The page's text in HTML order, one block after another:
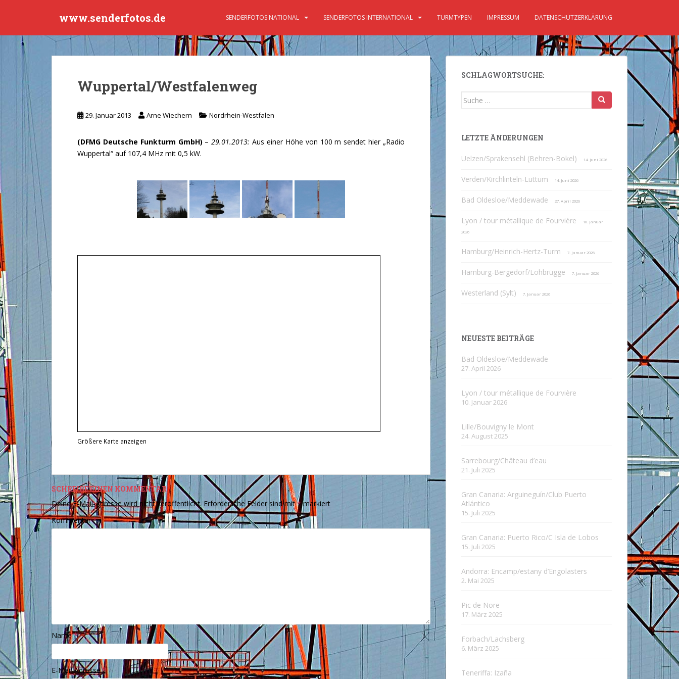
t
www.senderfotos.de SENDERFOTOS NATIONAL SENDERFOTOS INTERNATIONAL TURMTYPEN IMPRESSUM DATENSCHUTZERKLÄRUNG
Wuppertal/Westfalenweg
29. Januar 2013 Arne Wiechern Nordrhein-Westfalen
(DFMG Deutsche Funkturm GmbH) –29.01.2013: Aus einer Höhe von 100 m sendet hier „Radio
Wuppertal“ auf 107,4 MHz mit 0,5 kW.
Größere Karte anzeigen
SCHREIBE EINEN KOMMENTAR
Deine E-Mail-Adresse wird nicht veröffentlicht. Erforderliche Felder sind mit*markiert
Kommentar*
Name*
E-Mail-Adresse*
SCHLAGWORTSUCHE:
Suche
LETZTE ÄNDERUNGEN
Uelzen/Sprakensehl (Behren-Bokel) 14. Juni 2026
Verden/Kirchlinteln-Luttum 14. Juni 2026
Bad Oldesloe/Meddewade 27. April 2026
Lyon / tour métallique de Fourvière
10. Januar
2026
Hamburg/Heinrich-Hertz-Turm 7. Januar 2026
Hamburg-Bergedorf/Lohbrügge 7. Januar 2026
Westerland (Sylt) 7. Januar 2026
NEUESTE BEITRÄGE
Bad Oldesloe/Meddewade
27. April 2026
Lyon / tour métallique de Fourvière
10. Januar 2026
Lille/Bouvigny le Mont
24. August 2025
Sarrebourg/Château d’eau
21. Juli 2025
Gran Canaria: Arguineguín/Club Puerto
Atlántico
15. Juli 2025
Gran Canaria: Puerto Rico/C Isla de Lobos
15. Juli 2025
Andorra: Encamp/estany d’Engolasters
2. Mai 2025
Pic de Nore
17. März 2025
Forbach/Lachsberg
6. März 2025
Teneriffa: Izaña